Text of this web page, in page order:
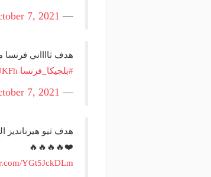
— Majed (@FCB_M0)
7, 2021
هدف ثااااني فرنسا
#بلجيكا_فرنسا
— 7AGAG (@HagagMahmoud8)
7, 2021
هدف ثيو
❤️🔥🔥🔥🔥
YGt5JckDLm